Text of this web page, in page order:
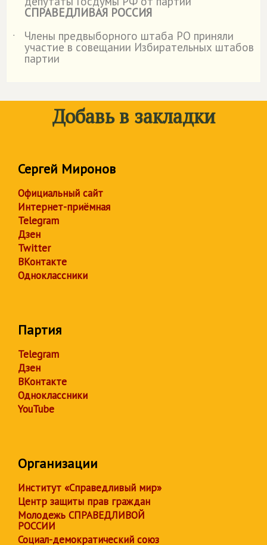
СПРАВЕДЛИВАЯ РОССИЯ
˙
Члены предвыборного штаба РО приняли
участие в совещании Избирательных штабов
партии
Добавь в закладки
Сергей Миронов
Официальный сайт
Интернет-приёмная
Telegram
Дзен
Twitter
ВКонтакте
Одноклассники
Партия
Telegram
Дзен
ВКонтакте
Одноклассники
YouTube
Организации
Институт «Справедливый мир»
Центр защиты прав граждан
Молодежь СПРАВЕДЛИВОЙ
РОССИИ
Социал-демократический союз